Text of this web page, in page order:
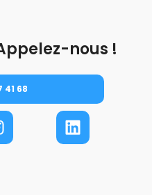
nous !
41 68